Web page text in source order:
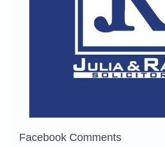
Facebook Comments